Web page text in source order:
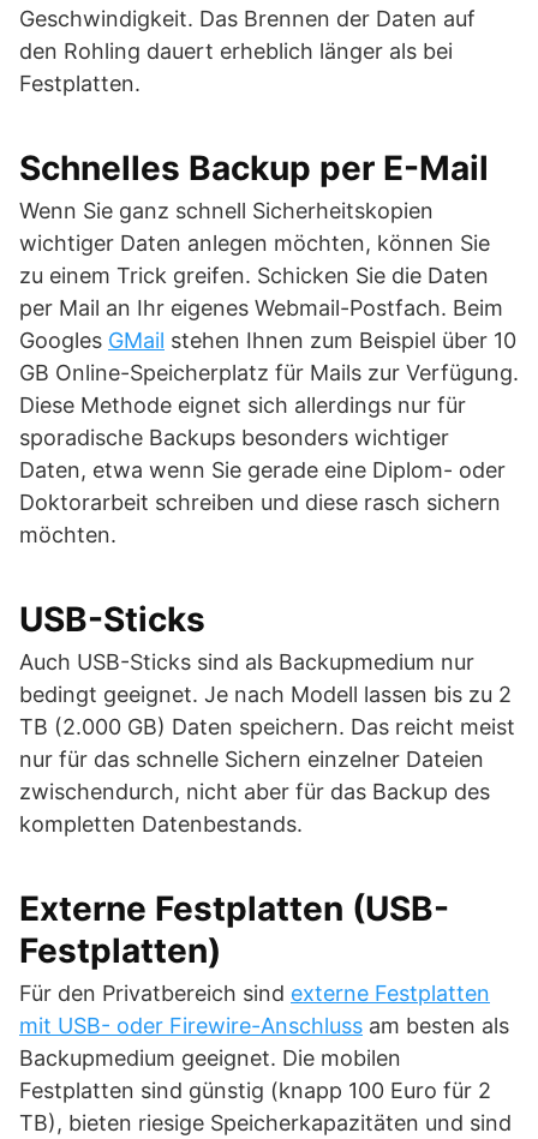
Geschwindigkeit. Das Brennen der Daten auf
den Rohling dauert erheblich länger als bei
Festplatten.
Schnelles Backup per E-Mail
Wenn Sie ganz schnell Sicherheitskopien
wichtiger Daten anlegen möchten, können Sie
zu einem Trick greifen. Schicken Sie die Daten
per Mail an Ihr eigenes Webmail-Postfach. Beim
Googles GMail stehen Ihnen zum Beispiel über 10
GB Online-Speicherplatz für Mails zur Verfügung.
Diese Methode eignet sich allerdings nur für
sporadische Backups besonders wichtiger
Daten, etwa wenn Sie gerade eine Diplom- oder
Doktorarbeit schreiben und diese rasch sichern
möchten.
USB-Sticks
Auch USB-Sticks sind als Backupmedium nur
bedingt geeignet. Je nach Modell lassen bis zu 2
TB (2.000 GB) Daten speichern. Das reicht meist
nur für das schnelle Sichern einzelner Dateien
zwischendurch, nicht aber für das Backup des
kompletten Datenbestands.
Externe Festplatten (USB-
Festplatten)
Für den Privatbereich sind externe Festplatten
mit USB- oder Firewire-Anschluss am besten als
Backupmedium geeignet. Die mobilen
Festplatten sind günstig (knapp 100 Euro für 2
TB), bieten riesige Speicherkapazitäten und sind